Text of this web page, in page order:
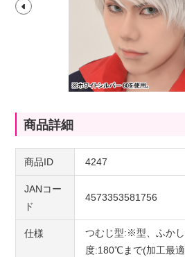
商品詳細
商品ID 4247
JANコー
ド
4573353581756
仕様
つむじ型:※型、ふか
度:180℃まで(加工最